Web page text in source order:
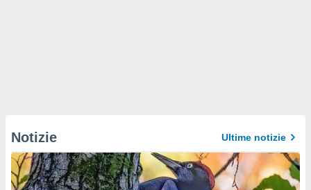
Notizie Ultime notizie